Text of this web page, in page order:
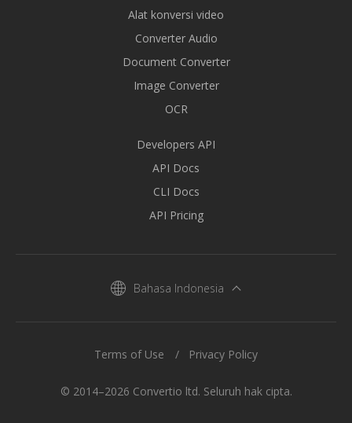
Alat konversi video
Converter Audio
Document Converter
Image Converter
OCR
Developers API
API Docs
CLI Docs
API Pricing
Bahasa Indonesia
© 2014–2026 Convertio ltd. Seluruh hak cipta.
Terms of Use Privacy Policy